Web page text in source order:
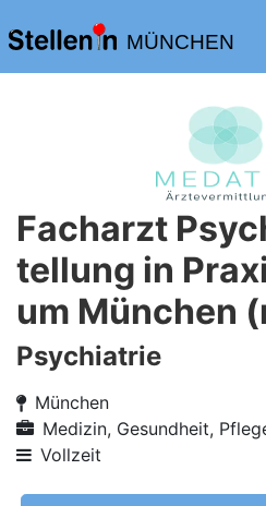
MÜNCHEN
Facharzt
tellung in
um München
Psychiatrie
München
Medizin, Gesundheit,
Vollzeit